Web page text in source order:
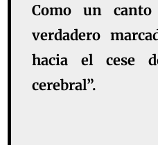
Como un
verdadero
hacia el cese
cerebral”.